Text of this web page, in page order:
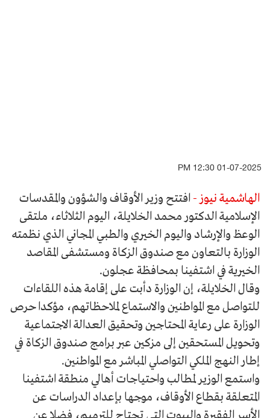
01-07-2025 12:30 PM
الهاشمية نيوز - افتتح وزير الأوقاف والشؤون والمقدسات
الإسلامية الدكتور محمد الخلايلة، اليوم الثلاثاء، ملتقى
الوعظ والإرشاد واليوم الخيري والطبي المجاني الذي نظمته
الوزارة بالتعاون مع صندوق الزكاة ومستشفى المقاصد
الخيرية في اشتفينا بمحافظة عجلون.
وقال الخلايلة، إن الوزارة دأبت على إقامة هذه اللقاءات
للتواصل مع المواطنين والاستماع لملاحظاتهم، مؤكدا حرص
الوزارة على رعاية المحتاجين وتحقيق العدالة الاجتماعية
وتحويل المستحقين إلى مزكين عبر برامج صندوق الزكاة في
إطار النهج الملكي التواصلي المباشر مع المواطنين.
واستمع الوزير لمطالب واحتياجات أهالي منطقة اشتفينا
المتعلقة بقطاع الأوقاف، موجها بإعداد الدراسات عن